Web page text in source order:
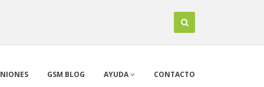
GSM BLOG AYUDA CONTACTO